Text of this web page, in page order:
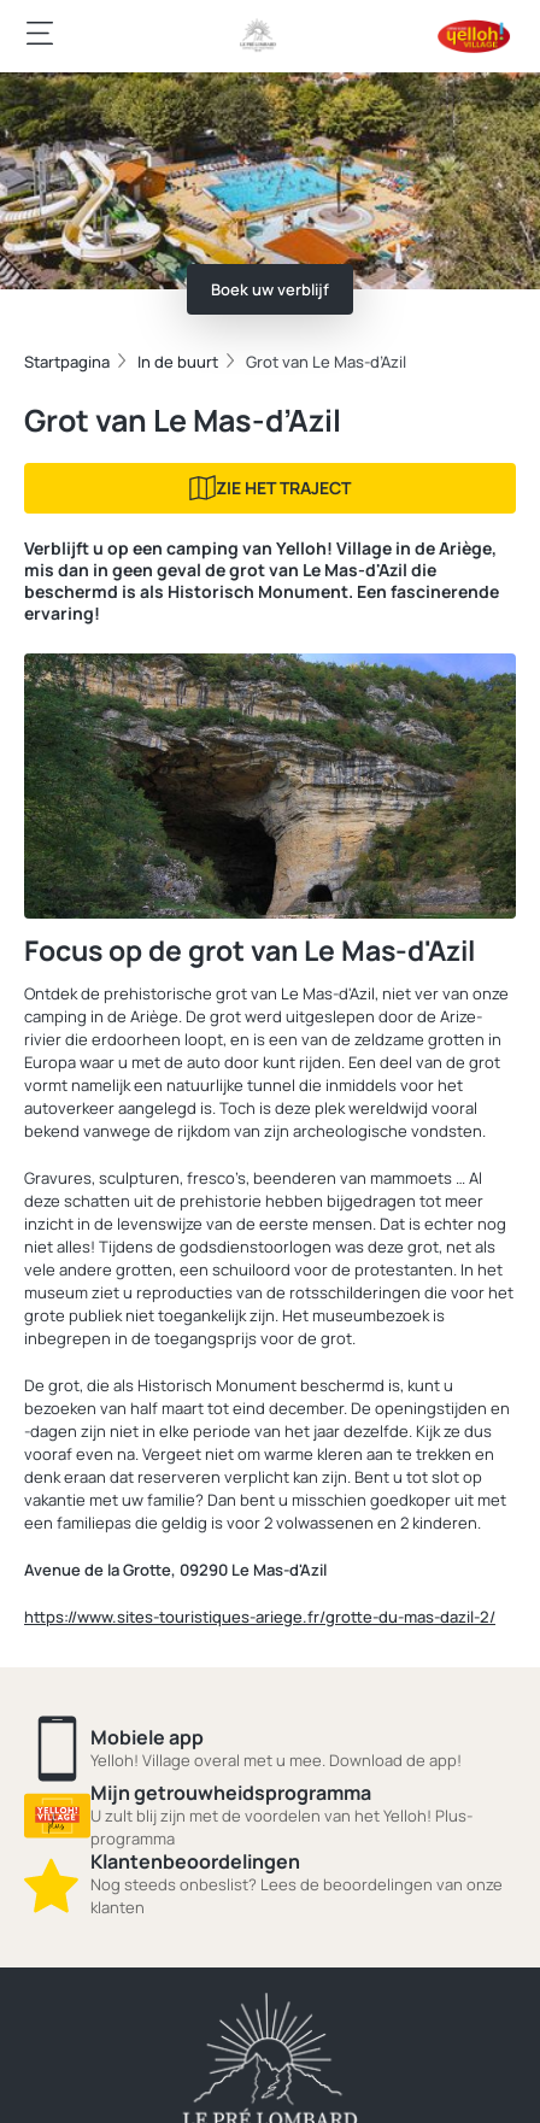
Boek uw verblijf
Startpagina In de buurt Grot van Le Mas-d’Azil
Grot van Le Mas-d’Azil
ZIE HET TRAJECT
Verblijft u op een camping van Yelloh! Village in de Ariège,
mis dan in geen geval de grot van Le Mas-d'Azil die
beschermd is als Historisch Monument. Een fascinerende
ervaring!
Focus op de grot van Le Mas-d'Azil
Ontdek de prehistorische grot van Le Mas-d'Azil, niet ver van onze
camping in de Ariège. De grot werd uitgeslepen door de Arize-
rivier die erdoorheen loopt, en is een van de zeldzame grotten in
Europa waar u met de auto door kunt rijden. Een deel van de grot
vormt namelijk een natuurlijke tunnel die inmiddels voor het
autoverkeer aangelegd is. Toch is deze plek wereldwijd vooral
bekend vanwege de rijkdom van zijn archeologische vondsten.
Gravures, sculpturen, fresco’s, beenderen van mammoets … Al
deze schatten uit de prehistorie hebben bijgedragen tot meer
inzicht in de levenswijze van de eerste mensen. Dat is echter nog
niet alles! Tijdens de godsdienstoorlogen was deze grot, net als
vele andere grotten, een schuiloord voor de protestanten. In het
museum ziet u reproducties van de rotsschilderingen die voor het
grote publiek niet toegankelijk zijn. Het museumbezoek is
inbegrepen in de toegangsprijs voor de grot.
De grot, die als Historisch Monument beschermd is, kunt u
bezoeken van half maart tot eind december. De openingstijden en
-dagen zijn niet in elke periode van het jaar dezelfde. Kijk ze dus
vooraf even na. Vergeet niet om warme kleren aan te trekken en
denk eraan dat reserveren verplicht kan zijn. Bent u tot slot op
vakantie met uw familie? Dan bent u misschien goedkoper uit met
een familiepas die geldig is voor 2 volwassenen en 2 kinderen.
Avenue de la Grotte, 09290 Le Mas-d'Azil
https://www.sites-touristiques-ariege.fr/grotte-du-mas-dazil-2/
Mobiele app
Yelloh! Village overal met u mee. Download de app!
Mijn getrouwheidsprogramma
U zult blij zijn met de voordelen van het Yelloh! Plus-
programma
Klantenbeoordelingen
Nog steeds onbeslist? Lees de beoordelingen van onze
klanten